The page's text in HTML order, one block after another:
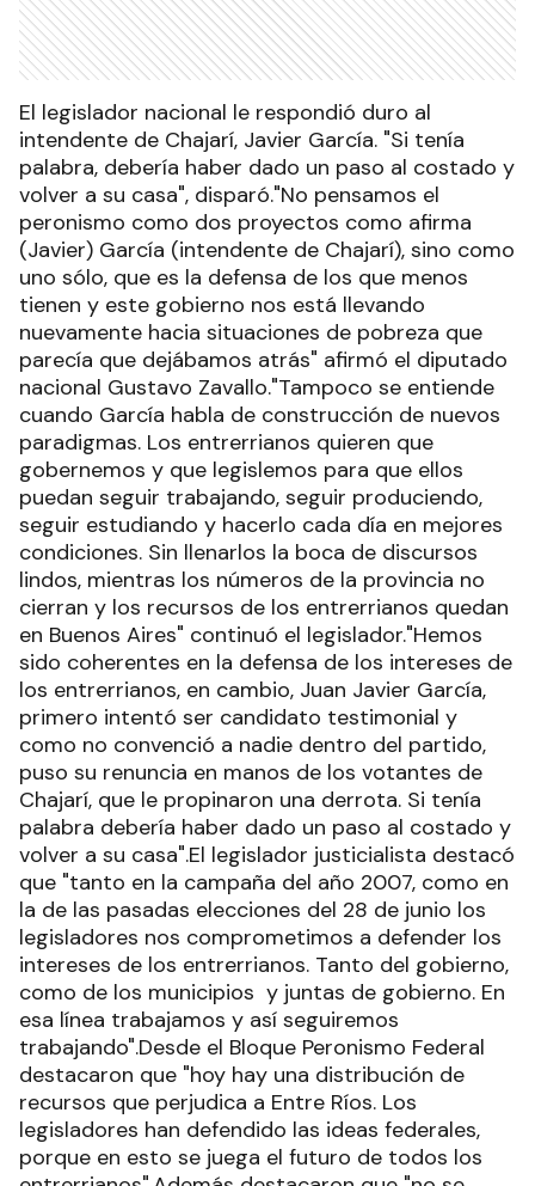
El legislador nacional le respondió duro al
intendente de Chajarí, Javier García. "Si tenía
palabra, debería haber dado un paso al costado y
volver a su casa", disparó."No pensamos el
peronismo como dos proyectos como afirma
(Javier) García (intendente de Chajarí), sino como
uno sólo, que es la defensa de los que menos
tienen y este gobierno nos está llevando
nuevamente hacia situaciones de pobreza que
parecía que dejábamos atrás" afirmó el diputado
nacional Gustavo Zavallo."Tampoco se entiende
cuando García habla de construcción de nuevos
paradigmas. Los entrerrianos quieren que
gobernemos y que legislemos para que ellos
puedan seguir trabajando, seguir produciendo,
seguir estudiando y hacerlo cada día en mejores
condiciones. Sin llenarlos la boca de discursos
lindos, mientras los números de la provincia no
cierran y los recursos de los entrerrianos quedan
en Buenos Aires" continuó el legislador."Hemos
sido coherentes en la defensa de los intereses de
los entrerrianos, en cambio, Juan Javier García,
primero intentó ser candidato testimonial y
como no convenció a nadie dentro del partido,
puso su renuncia en manos de los votantes de
Chajarí, que le propinaron una derrota. Si tenía
palabra debería haber dado un paso al costado y
volver a su casa".El legislador justicialista destacó
que "tanto en la campaña del año 2007, como en
la de las pasadas elecciones del 28 de junio los
legisladores nos comprometimos a defender los
intereses de los entrerrianos. Tanto del gobierno,
como de los municipios y juntas de gobierno. En
esa línea trabajamos y así seguiremos
trabajando".Desde el Bloque Peronismo Federal
destacaron que "hoy hay una distribución de
recursos que perjudica a Entre Ríos. Los
legisladores han defendido las ideas federales,
porque en esto se juega el futuro de todos los